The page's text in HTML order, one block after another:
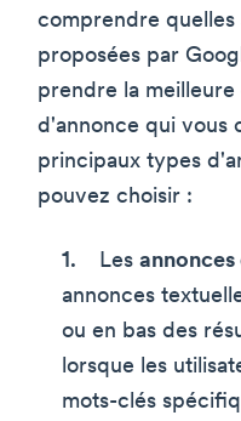
comprendre quelles
proposées par
prendre la
d'annonce qui vous
principaux types
pouvez choisir :
Les
annonces
ou en bas des
lorsque les
mots-clés